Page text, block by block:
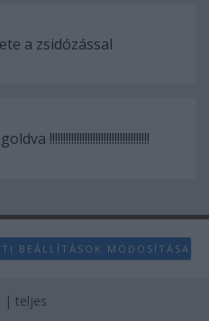
a zsidózással
!!!!!!!!!!!!!!!!!!!!!!!!!!!!!!!!!!!!!
BEÁLLÍTÁSOK MÓDOSÍTÁSA
| teljes